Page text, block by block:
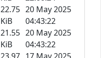
22.75
KiB
20 May 2025
04:43:22
21.55
KiB
20 May 2025
04:43:22